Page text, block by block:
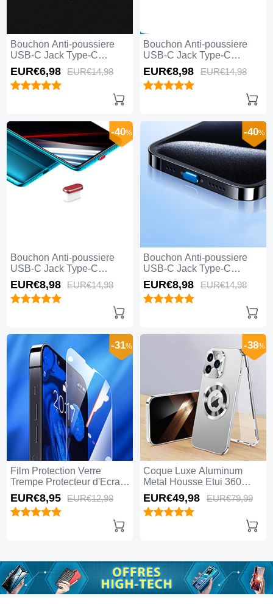
Bouchon Anti-poussiere
USB-C Jack Type-C
Universel H04 pour Apple
iPhone 15 Pro Blanc
EUR€6,98 EUR€14,98
Bouchon Anti-poussiere
USB-C Jack Type-C
Universel H03 pour Apple
iPhone 15 Pro Argent
EUR€8,98 EUR€14,98
Bouchon Anti-poussiere
USB-C Jack Type-C
Universel H02 pour Apple
iPhone 15 Pro Rouge
-40%
EUR€8,98 EUR€14,98
Bouchon Anti-poussiere
USB-C Jack Type-C
Universel H01 pour Apple
iPhone 15 Pro Bleu
-40%
EUR€8,98 EUR€14,98
Film Protection Verre
Trempe Protecteur d'Ecran
pour Apple iPhone 15 Pro
Clair
-31%
EUR€8,95 EUR€12,98
Coque Luxe Aluminum
Metal Housse Etui 360
Degres avec Mag-Safe
Magnetic Magnetique P01
pour Apple iPhone 15 Pro
-38%
EUR€49,98 EUR€79,99